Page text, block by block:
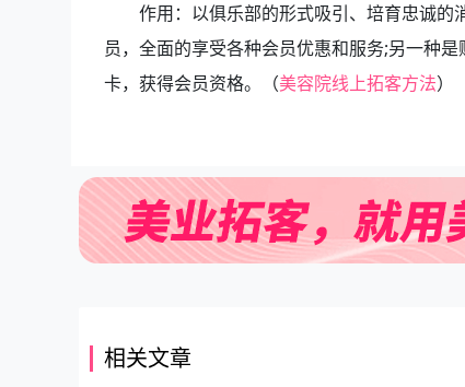
作用：以俱乐部的形式吸引、培育忠诚的
员，全面的享受各种会员优惠和服务;另一种
卡，获得会员资格。（美容院线上拓客方法）
相关文章